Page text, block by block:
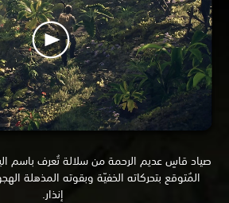
صياد قاسٍ عديم الرحمة من سلالة تُعرف باسم
المُتوقع بتحركاته الخفيّة وبقوته المذهلة
إنذار.